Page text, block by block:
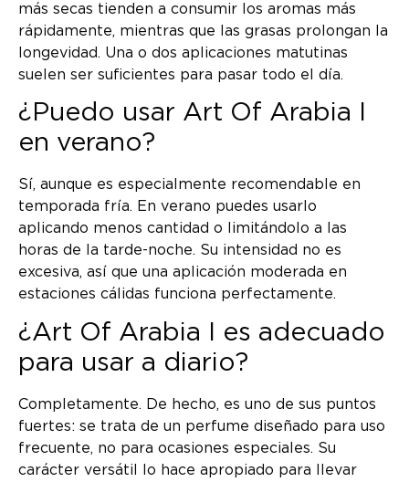
más secas tienden a consumir los aromas más
rápidamente, mientras que las grasas prolongan la
longevidad. Una o dos aplicaciones matutinas
suelen ser suficientes para pasar todo el día.
¿Puedo usar Art Of Arabia I
en verano?
Sí, aunque es especialmente recomendable en
temporada fría. En verano puedes usarlo
aplicando menos cantidad o limitándolo a las
horas de la tarde-noche. Su intensidad no es
excesiva, así que una aplicación moderada en
estaciones cálidas funciona perfectamente.
¿Art Of Arabia I es adecuado
para usar a diario?
Completamente. De hecho, es uno de sus puntos
fuertes: se trata de un perfume diseñado para uso
frecuente, no para ocasiones especiales. Su
carácter versátil lo hace apropiado para llevar